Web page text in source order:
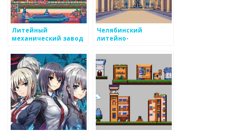
Литейный
механический завод
Челябинский
литейно-